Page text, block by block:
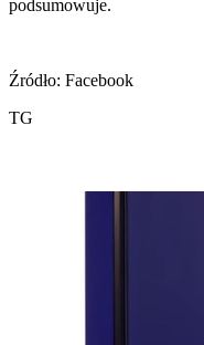
podsumowuje.
Źródło: Facebook
TG